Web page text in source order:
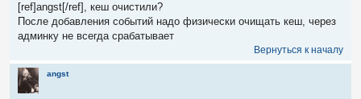
б
щ
н
[ref]angst[/ref], кеш очистили?
После добавления событий надо физически очищать кеш, через
админку не всегда срабатывает
Вернуться к началу
angst